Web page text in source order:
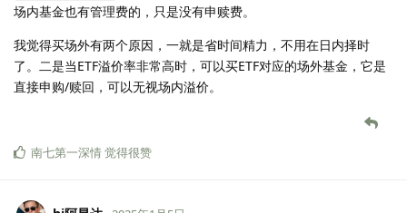
场内基金也有管理费的，只是没有申赎费。
我觉得买场外有两个原因，一就是省时间精力，不用在日内择时
了。二是当ETF溢价率非常高时，可以买ETF对应的场外基金，它是
直接申购/赎回，可以无视场内溢价。
南七第一深情觉得很赞